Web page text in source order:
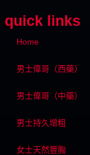
quick links
Home
男士偉哥（西藥）
男士偉哥（中藥）
男士持久增粗
女士天然豐胸